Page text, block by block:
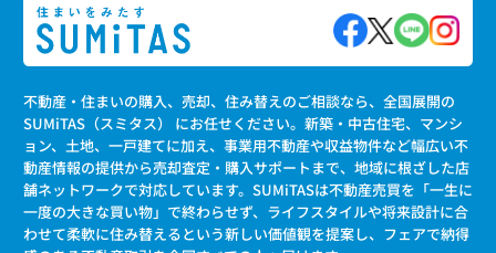
不動産・住まいの購入、売却、住み替えのご相談なら、全国展開の
SUMiTAS（スミタス） にお任せください。新築・中古住宅、マンシ
ョン、土地、一戸建てに加え、事業用不動産や収益物件など幅広い不
動産情報の提供から売却査定・購入サポートまで、地域に根ざした店
舗ネットワークで対応しています。SUMiTASは不動産売買を「一生に
一度の大きな買い物」で終わらせず、ライフスタイルや将来設計に合
わせて柔軟に住み替えるという新しい価値観を提案し、フェアで納得